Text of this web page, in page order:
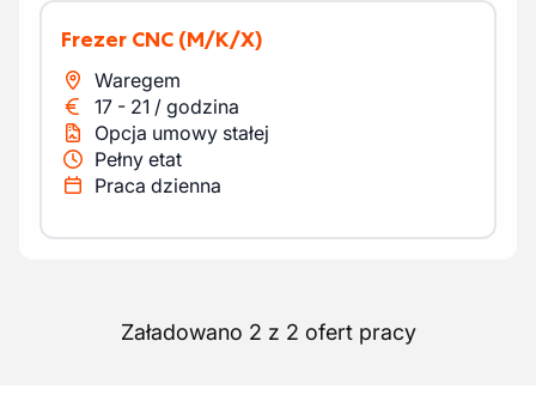
Frezer CNC (M/K/X)
Waregem
17 - 21 / godzina
Opcja umowy stałej
Pełny etat
Praca dzienna
Załadowano 2 z 2 ofert pracy